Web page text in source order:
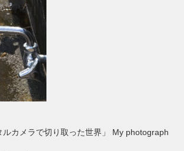
ルカメラで切り取った世界」 My photograph